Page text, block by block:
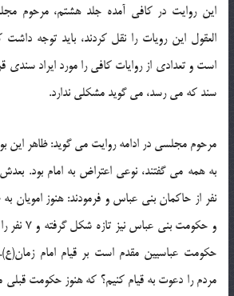
العقول این رویات را نقل کردند، باید توجه
است و تعدادی از روایات کافی را مورد ایراد سندی
سند که می رسد، می گوید مشکلی ندارد.
مرحوم مجلسی در ادامه روایت می گوید: ظاهر این
نفر از حاکمان بنی عباس و فرمودند: هنوز امویان
و حکومت
حکومت عباسیین مقدم است بر قیام امام
مردم را دعوت به قیام کنیم؟ که هنوز حکومت